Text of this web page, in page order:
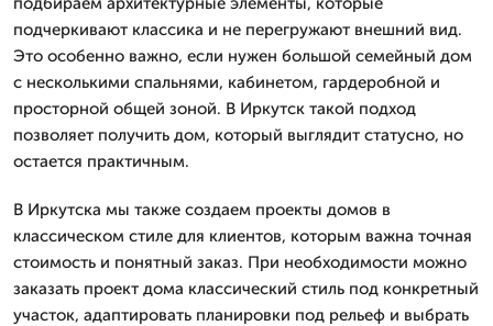
подчеркивают классика и не перегружают внешний вид.
Это особенно важно, если нужен большой семейный дом
с несколькими спальнями, кабинетом, гардеробной и
просторной общей зоной. В Иркутск такой подход
позволяет получить дом, который выглядит статусно, но
остается практичным.
В Иркутска мы также создаем проекты домов в
классическом стиле для клиентов, которым важна точная
стоимость и понятный заказ. При необходимости можно
заказать проект дома классический стиль под конкретный
участок, адаптировать планировки под рельеф и выбрать